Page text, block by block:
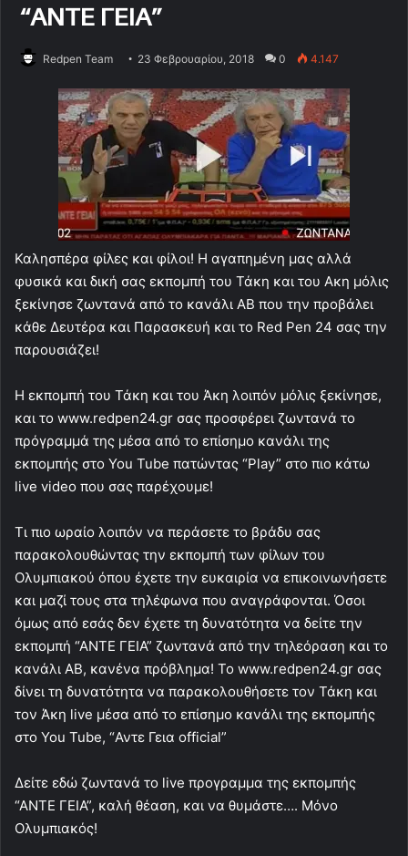
“ΑΝΤΕ ΓΕΙΑ”
Redpen Team 23 Φεβρουαρίου, 2018 0 4.147
Καλησπέρα φίλες και φίλοι! Η αγαπημένη μας αλλά
φυσικά και δική σας εκπομπή του Τάκη και του Ακη μόλις
ξεκίνησε ζωντανά από το κανάλι ΑΒ που την προβάλει
κάθε Δευτέρα και Παρασκευή και το Red Pen 24 σας την
παρουσιάζει!
Η εκπομπή του Τάκη και του Άκη λοιπόν μόλις ξεκίνησε,
και το www.redpen24.gr σας προσφέρει ζωντανά το
πρόγραμμά της μέσα από το επίσημο κανάλι της
εκπομπής στο You Tube πατώντας “Play” στο πιο κάτω
live video που σας παρέχουμε!
Τι πιο ωραίο λοιπόν να περάσετε το βράδυ σας
παρακολουθώντας την εκπομπή των φίλων του
Ολυμπιακού όπου έχετε την ευκαιρία να επικοινωνήσετε
και μαζί τους στα τηλέφωνα που αναγράφονται. Όσοι
όμως από εσάς δεν έχετε τη δυνατότητα να δείτε την
εκπομπή “ΑΝΤΕ ΓΕΙΑ” ζωντανά από την τηλεόραση και το
κανάλι ΑΒ, κανένα πρόβλημα! Το www.redpen24.gr σας
δίνει τη δυνατότητα να παρακολουθήσετε τον Τάκη και
τον Άκη live μέσα από το επίσημο κανάλι της εκπομπής
στο You Tube, “Αντε Γεια official”
Δείτε εδώ ζωντανά το live προγραμμα της εκπομπής
“ΑΝΤΕ ΓΕΙΑ”, καλή θέαση, και να θυμάστε…. Μόνο
Ολυμπιακός!